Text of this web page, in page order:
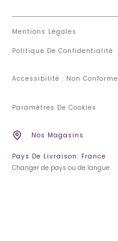
Mentions Légales
Politique De Confidentialité
Accessibilité : Non Conforme
Paramètres De Cookies
Nos Magasins
Pays De Livraison: France
Changer de pays ou de langue